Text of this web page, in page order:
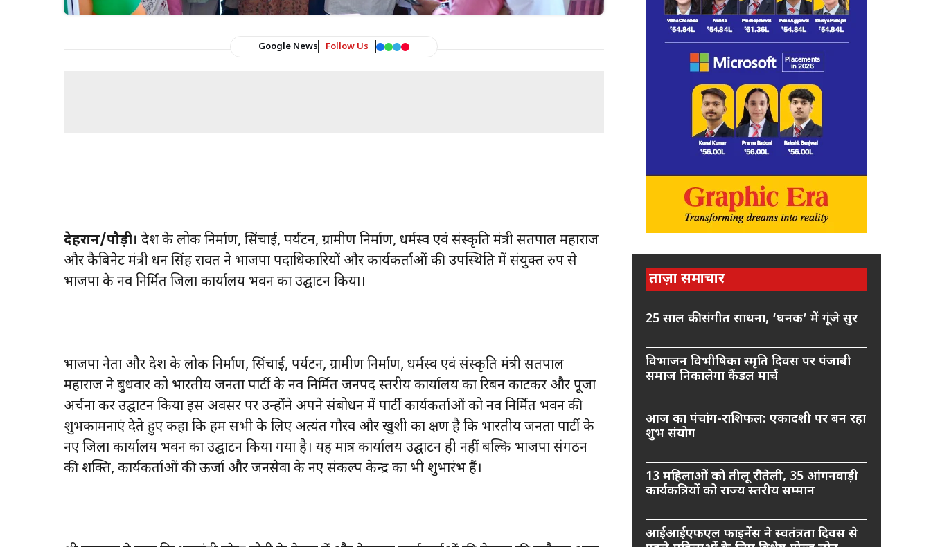
Google News Follow Us
देहरादून/पौड़ी। प्रदेश के लोक निर्माण, सिंचाई, पर्यटन, ग्रामीण निर्माण, धर्मस्व एवं संस्कृति मंत्री सतपाल महाराज
और कैबिनेट मंत्री धन सिंह रावत ने भाजपा पदाधिकारियों और कार्यकर्ताओं की उपस्थिति में संयुक्त रुप से
भाजपा के नव निर्मित जिला कार्यालय भवन का उद्घाटन किया।
भाजपा नेता और प्रदेश के लोक निर्माण, सिंचाई, पर्यटन, ग्रामीण निर्माण, धर्मस्व एवं संस्कृति मंत्री सतपाल
महाराज ने बुधवार को भारतीय जनता पार्टी के नव निर्मित जनपद स्तरीय कार्यालय का रिबन काटकर और पूजा
अर्चना कर उद्घाटन किया इस अवसर पर उन्होंने अपने संबोधन में पार्टी कार्यकर्ताओं को नव निर्मित भवन की
शुभकामनाएं देते हुए कहा कि हम सभी के लिए अत्यंत गौरव और खुशी का क्षण है कि भारतीय जनता पार्टी के
नए जिला कार्यालय भवन का उद्घाटन किया गया है। यह मात्र कार्यालय उद्घाटन ही नहीं बल्कि भाजपा संगठन
की शक्ति, कार्यकर्ताओं की ऊर्जा और जनसेवा के नए संकल्प केन्द्र का भी शुभारंभ हैं।
ताज़ा समाचार
25 साल की संगीत साधना, ‘घनक’ में गूंजे सुर
विभाजन विभीषिका स्मृति दिवस पर पंजाबी
समाज निकालेगा कैंडल मार्च
आज का पंचांग-राशिफल: एकादशी पर बन रहा
शुभ संयोग
13 महिलाओं को तीलू रौतेली, 35 आंगनवाड़ी
कार्यकत्रियों को राज्य स्तरीय सम्मान
आईआईएफएल फाइनेंस ने स्वतंत्रता दिवस से